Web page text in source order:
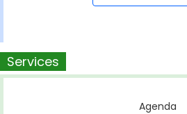
Services
Agenda